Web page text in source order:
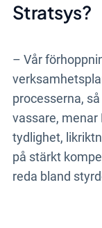
Stratsys?
­– Vår
processerna,
vassare, menar
tydlighet,
på stärkt
reda bland